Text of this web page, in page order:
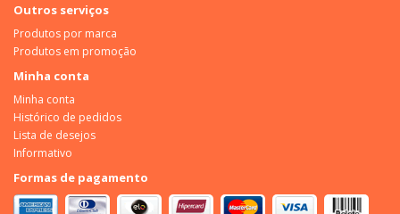
Outros serviços
Produtos por marca
Produtos em promoção
Minha conta
Minha conta
Histórico de pedidos
Lista de desejos
Informativo
Formas de pagamento